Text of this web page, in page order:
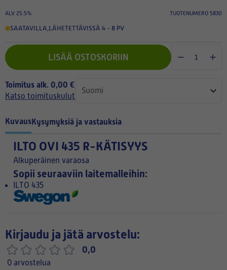
ALV 25.5% TUOTENUMERO 5830
SAATAVILLA LÄHETETTÄVISSÄ 4 - 8 PV
LISÄÄ OSTOSKORIIN
Toimitus alk. 0,00 €
Katso toimituskulut
KuvausKysymyksiä ja vastauksia
ILTO OVI 435 R-KÄTISYYS
Alkuperäinen varaosa
Sopii seuraaviin laitemalleihin:
ILTO 435
Kirjaudu ja jätä arvostelu:
0,0
0 arvostelua